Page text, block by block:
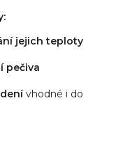
jejich teploty
pečiva
vhodné i do